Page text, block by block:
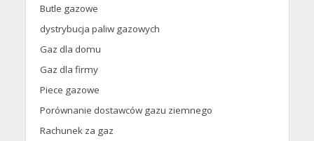
Butle gazowe
dystrybucja paliw gazowych
Gaz dla domu
Gaz dla firmy
Piece gazowe
Porównanie dostawców gazu ziemnego
Rachunek za gaz